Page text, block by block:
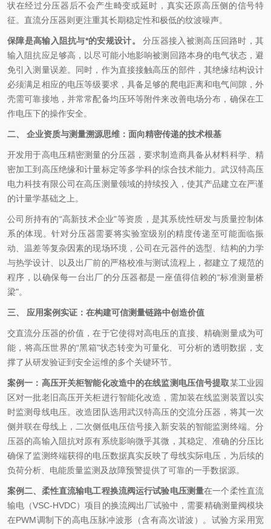
状在经过分压器后不会产生畸变或延时，真实还原高压侧的信号特
征。直流分压器则更注重其长期稳定性和极低的纹波噪声。
保障是高输入阻抗与*的安规设计。
分压器接入被测高压回路时，其
输入阻抗应足够高，以尽可能小地影响被测回路本身的电气状态，避
免引入测量误差。同时，作为直接接触高压的部件，其绝缘结构设计
必须满足相应的电压等级要求，具备足够的爬电距离和电气间隙，外
壳需可靠接地，并常常配备均压环等附件来改善电场分布，确保在工
作电压下的操作安全。
二、 企业资质与测量溯源思维：面向精密传递的技术根基
开发用于高电压精密测量的分压器，要求制造商具备从材料科学、精
密加工到高压绝缘和计量标定等多学科的综合技术能力。武汉特高压
电力科技有限公司在高压测量领域的持续投入，使其产品建立在严谨
的计量学基础之上。
公司所持有的“高新技术企业"等资质，是其系统性研发与质量控制体
系的体现。针对分压器需要将实验室级别的精度传递至可能面临振
动、温差等复杂因素的现场环境，公司在元器件的选型、结构的力学
与热学设计、以及出厂前的严格校准与测试流程上，都建立了规范的
程序，以确保每一台出厂的分压器都是一座值得信赖的“标准测量桥
梁"。
三、 应用案例实证：在构建可信测量链路中创造价值
交直流分压器的价值，在于它使得对高电压的直接、精确测量成为可
能，将高压世界的“黑箱"状态转变为可量化、可分析的透明数据，支
撑了从研发验证到安全运维的多个关键环节。
案例一：高压开关柜智能化改造中的在线监测电压信号提取某工业园
区对一批老旧高压开关柜进行智能化改造，需加装在线监测装置以实
时监测母线电压。改造团队选用武汉特高压的交流分压器，将其一次
侧并联在母线上，二次侧低电压信号接入新安装的智能监测终端。分
压器的高输入阻抗对原有系统影响微乎其微，其稳定、准确的分压比
确保了监测终端获得的电压数据真实反映了母线实际电压，为后续的
负荷分析、电能质量监测及故障预警提供了可靠的一手数据源。
案例二、柔性直流输电工程换流阀运行试验电压测量在一个柔性直流
输电（VSC-HVDC）项目的换流阀出厂试验中，需要精确测量阀模块
在PWM调制下的高电压脉冲波形（含有高次谐波）。试验方采用宽